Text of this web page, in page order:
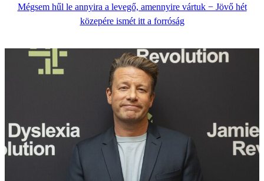
Mégsem hűl le annyira a levegő, amennyire vártuk − Jövő hét
közepére ismét itt a forróság